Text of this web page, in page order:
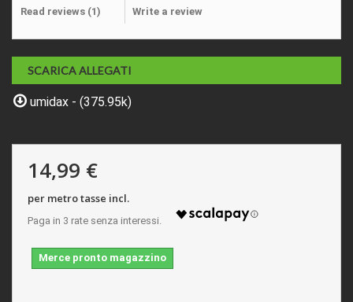
Read reviews (1) Write a review
SCARICA ALLEGATI
umidax - (375.95k)
14,99 €
per metro tasse incl.
Merce pronto magazzino